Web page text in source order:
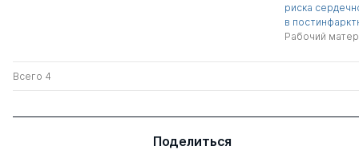
риска
в
Рабочий
Всего 4
Поделиться